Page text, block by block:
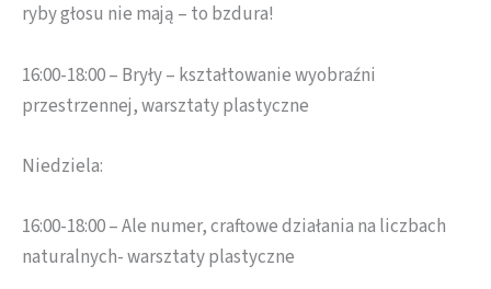
ryby głosu nie mają – to bzdura!
16:00-18:00 – Bryły – kształtowanie wyobraźni
przestrzennej, warsztaty plastyczne
Niedziela:
16:00-18:00 – Ale numer, craftowe działania na liczbach
naturalnych- warsztaty plastyczne